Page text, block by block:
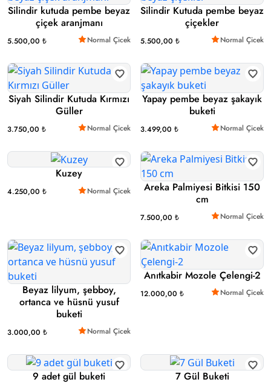
Silindir kutuda pembe beyaz
çiçek aranjmanı
5.500,00 ₺ Normal Çicek
Silindir Kutuda pembe beyaz
çiçekler
5.500,00 ₺ Normal Çicek
Siyah Silindir Kutuda Kırmızı
Güller
3.750,00 ₺ Normal Çicek
Yapay pembe beyaz şakayık
buketi
3.499,00 ₺ Normal Çicek
Kuzey
4.250,00 ₺ Normal Çicek
Areka Palmiyesi Bitkisi 150
cm
7.500,00 ₺ Normal Çicek
Beyaz lilyum, şebboy,
ortanca ve hüsnü yusuf
buketi
3.000,00 ₺ Normal Çicek
Anıtkabir Mozole Çelengi-2
12.000,00 ₺ Normal Çicek
9 adet gül buketi 7 Gül Buketi